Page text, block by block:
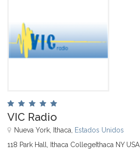
VIC Radio
Nueva York, Ithaca, Estados Unidos
118 Park Hall, Ithaca CollegeIthaca NY USA